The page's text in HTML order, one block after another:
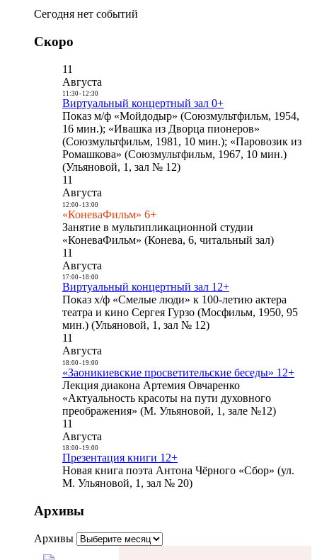
Сегодня нет событий
Скоро
11
Августа
11:30- 12:30
Виртуальный концертный зал 0+
Показ м/ф «Мойдодыр» (Союзмультфильм, 1954,
16 мин.); «Ивашка из Дворца пионеров»
(Союзмультфильм, 1981, 10 мин.); «Паровозик из
Ромашкова» (Союзмультфильм, 1967, 10 мин.)
(Ульяновой, 1, зал № 12)
11
Августа
12:00- 13:00
«КоневаФильм» 6+
Занятие в мультипликационной студии
«КоневаФильм» (Конева, 6, читальный зал)
11
Августа
17:00- 18:00
Виртуальный концертный зал 12+
Показ х/ф «Смелые люди» к 100-летию актера
театра и кино Сергея Гурзо (Мосфильм, 1950, 95
мин.) (Ульяновой, 1, зал № 12)
11
Августа
18:00- 19:00
«Заоникиевские просветительские беседы» 12+
Лекция диакона Артемия Овчаренко
«Актуальность красоты на пути духовного
преображения» (М. Ульяновой, 1, зале №12)
11
Августа
18:00- 19:00
Презентация книги 12+
Новая книга поэта Антона Чёрного «Сбор» (ул.
М. Ульяновой, 1, зал № 20)
Архивы
Архивы